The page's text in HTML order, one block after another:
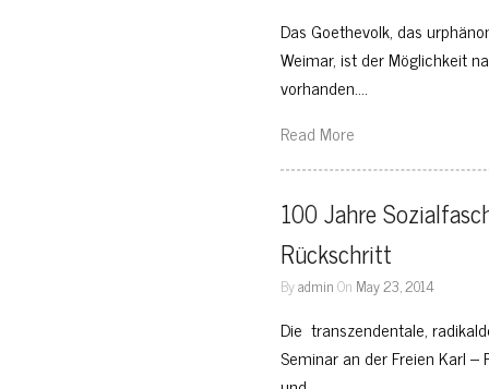
Das Goethevolk, das
Weimar, ist der Möglichkeit
vorhanden….
Read More
100 Jahre
Rückschritt
ByadminOn May 23, 2014
Die transzendentale,
Seminar an der Freien Karl –